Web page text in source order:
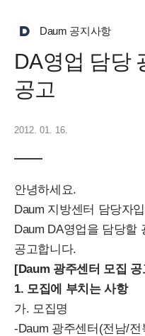
Daum 공지사항
DA영업 담당
공고
2012. 01. 16.
안녕하세요.
Daum 지방센터 담당자
Daum DA영업을 담당할
공고합니다.
[Daum 광주센터 모집 공
1. 모집에 부치는 사항
가. 모집명
-Daum 광주센터(전남/